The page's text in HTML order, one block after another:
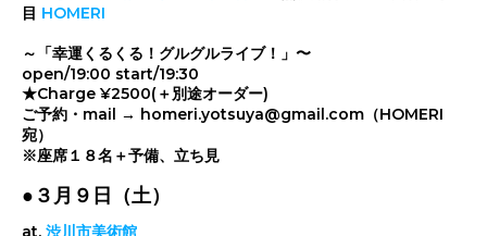
目 HOMERI
～「幸運くるくる！グルグルライブ！」〜
open/19:00 start/19:30
★Charge ¥2500(＋別途オーダー)
ご予約・mail → homeri.yotsuya@gmail.com（HOMERI
宛）
※座席１８名＋予備、立ち見
●３月９日（土）
at. 渋川市美術館